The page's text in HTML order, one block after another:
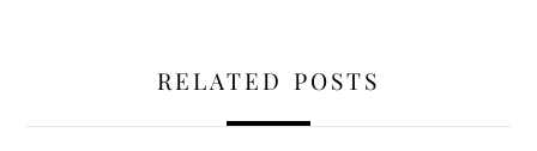
RELATED POSTS